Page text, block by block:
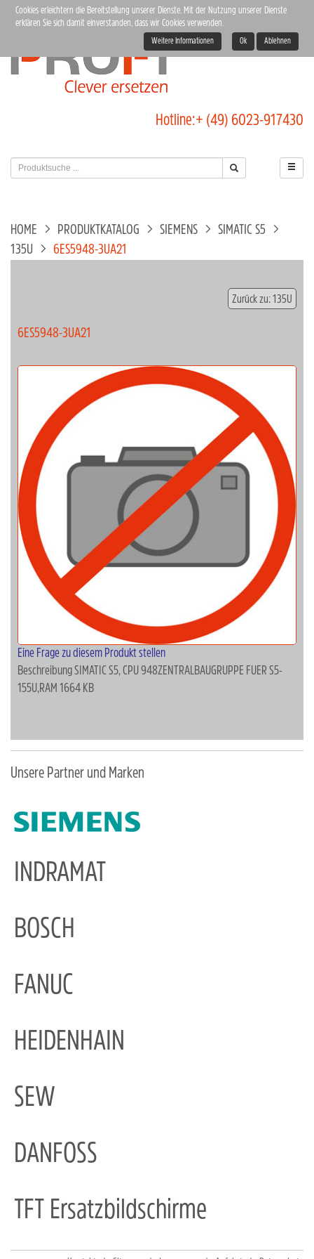
Hotline:+ (49) 6023-917430
HOME PRODUKTKATALOG SIEMENS
SIMATIC S5
135U
6ES5948-3UA21
Zurück zu: 135U
6ES5948-3UA21
Eine Frage zu diesem Produkt stellen
BeschreibungSIMATIC S5, CPU 948ZENTRALBAUGRUPPE FUER S5-
155U,RAM 1664 KB
Unsere Partner und Marken
INDRAMAT
BOSCH
FANUC
HEIDENHAIN
SEW
DANFOSS
TFT Ersatzbildschirme
Cookies erleichtern die Bereitstellung unserer Dienste. Mit der Nutzung unserer Dienste
erklären Sie sich damit einverstanden, dass wir Cookies verwenden.
Weitere Informationen Ok Ablehnen